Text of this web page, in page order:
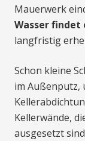
Mauerwerk
Wasser findet
langfristig
Schon kleine
im Außenputz,
Kellerwände,
ausgesetzt